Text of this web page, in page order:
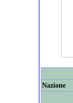
Nazione